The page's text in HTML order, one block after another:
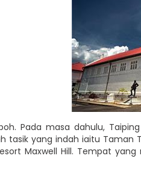
Pada masa dahulu,
yang indah iaitu Taman
Maxwell Hill. Tempat